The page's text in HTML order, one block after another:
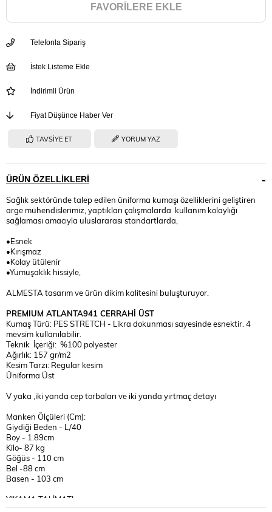
FAVORILERE EKLE
Telefonla Sipariş
İstek Listeme Ekle
İndirimli Ürün
Fiyat Düşünce Haber Ver
TAVSIYE ET YORUM YAZ
ÜRÜN ÖZELLIKLERI
Sağlık sektöründe talep edilen üniforma kumaşı özelliklerini geliştiren
arge mühendislerimiz, yaptıkları çalışmalarda kullanım kolaylığı
sağlaması amacıyla uluslararası standartlarda,
•Esnek
•Kırışmaz
•Kolay ütülenir
•Yumuşaklık hissiyle,
ALMESTA tasarım ve ürün dikim kalitesini buluşturuyor.
PREMIUM ATLANTA941 CERRAHİ ÜST
Kumaş Türü: PES STRETCH - Likra dokunması sayesinde esnektir. 4
mevsim kullanılabilir.
Teknik İçeriği: %100 polyester
Ağırlık: 157 gr/m2
Kesim Tarzı: Regular kesim
Üniforma Üst
V yaka ,iki yanda cep torbaları ve iki yanda yırtmaç detayı
Manken Ölçüleri (Cm):
Giydiği Beden - L/40
Boy - 1.89cm
Kilo- 87 kg
Göğüs - 110 cm
Bel -88 cm
Basen - 103 cm
YIKAMA TALİMATI: